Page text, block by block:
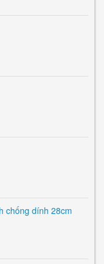
chống dính 28cm